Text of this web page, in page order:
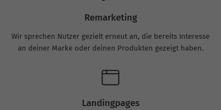
Remarketing
Wir sprechen Nutzer gezielt erneut an, die bereits Interesse
an deiner Marke oder deinen Produkten gezeigt haben.
Landingpages